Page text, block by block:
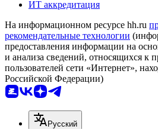
ИТ аккредитация
На информационном ресурсе hh.ru
рекомендательные технологии
предоставления информации на
и анализа сведений, относящихся к
пользователей сети «Интернет»,
Российской Федерации)
Русский